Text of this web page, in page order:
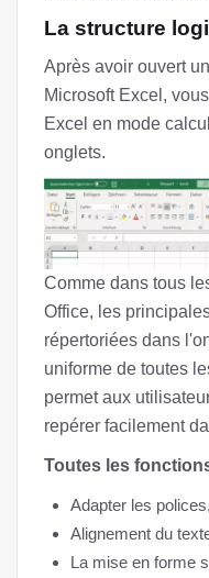
La structure
Après avoir ouvert
Microsoft Excel,
Excel en mode
onglets.
Comme dans tous
Office, les
répertoriées dans
uniforme de toutes
permet aux
repérer facilement
Toutes les
Adapter les polices,
Alignement du
La mise en forme